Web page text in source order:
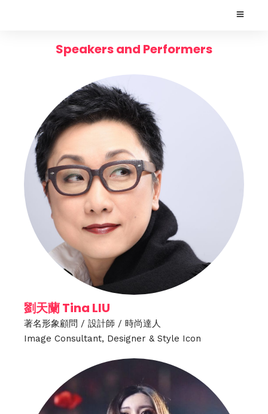
Speakers and Performers
劉天蘭 Tina LIU
著名形象顧問 / 設計師 / 時尚達人
Image Consultant, Designer & Style Icon